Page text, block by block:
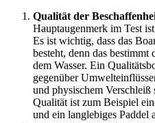
Qualität der
Hauptaugenmerk im Test
Es ist wichtig, dass das
besteht, denn das
dem Wasser. Ein
gegenüber
und physischem
Qualität ist zum Beispiel
und ein langlebiges Paddel